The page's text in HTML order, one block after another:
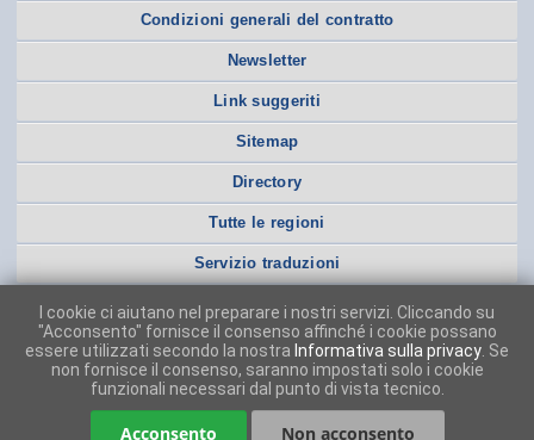
Condizioni generali del contratto
Newsletter
Link suggeriti
Sitemap
Directory
Tutte le regioni
Servizio traduzioni
I cookie ci aiutano nel preparare i nostri servizi. Cliccando su
"Acconsento" fornisce il consenso affinché i cookie possano
essere utilizzati secondo la nostra Informativa sulla privacy . Se
non fornisce il consenso, saranno impostati solo i cookie
funzionali necessari dal punto di vista tecnico.